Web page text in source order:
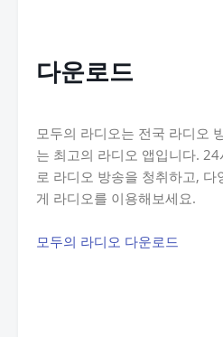
다운로드
모두의 라디오는 전국 라디오
는 최고의 라디오 앱입니다.
로 라디오 방송을 청취하고,
게 라디오를 이용해보세요.
모두의 라디오 다운로드